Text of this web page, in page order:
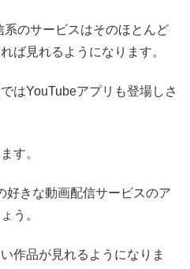
のサービスはそのほとんど
ば見れるようになります。
はYouTubeアプリも登場しさ
す。
好きな動画配信サービスのア
う。
作品が見れるようになりま